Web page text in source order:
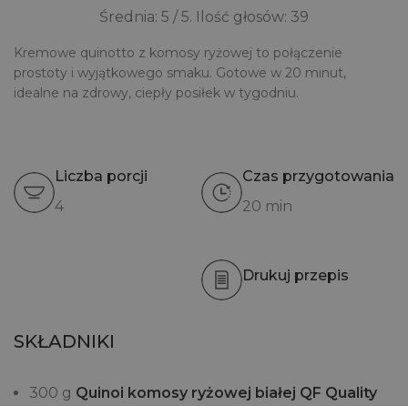
Średnia: 5 / 5. Ilość głosów: 39
Kremowe quinotto z komosy ryżowej to połączenie
prostoty i wyjątkowego smaku. Gotowe w 20 minut,
idealne na zdrowy, ciepły posiłek w tygodniu.
Liczba porcji
4
Czas przygotowania
20 min
Drukuj przepis
SKŁADNIKI
300 g Quinoi komosy ryżowej białej QF Quality